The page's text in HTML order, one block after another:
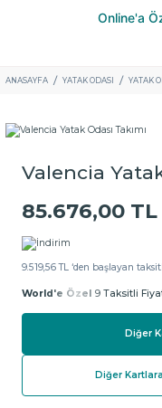
ANASAYFA YATAK ODASI YATAK
Valencia
85.676,00 TL
9.519,56 TL ‘den başlayan
World'e Özel 9 Taksitli
Diğer
Diğer